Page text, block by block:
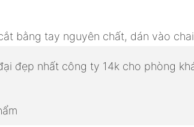
bằng tay nguyên chất, dán vào chai